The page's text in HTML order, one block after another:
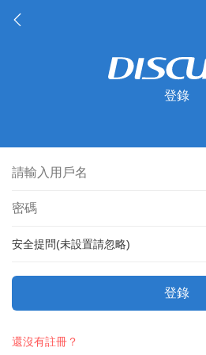
登錄
安全提問(未設置請忽略)
登錄
還沒有註冊？